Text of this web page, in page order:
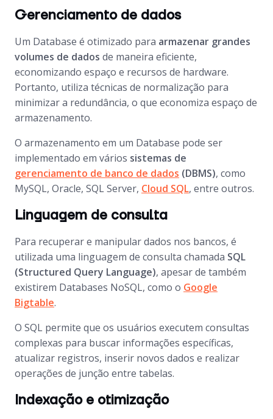
Gerenciamento de dados
Um Database é otimizado para armazenar grandes
volumes de dados de maneira eficiente,
economizando espaço e recursos de hardware.
Portanto, utiliza técnicas de normalização para
minimizar a redundância, o que economiza espaço de
armazenamento.
O armazenamento em um Database pode ser
implementado em vários sistemas de
gerenciamento de banco de dados (DBMS), como
MySQL, Oracle, SQL Server, Cloud SQL, entre outros.
Linguagem de consulta
Para recuperar e manipular dados nos bancos, é
utilizada uma linguagem de consulta chamada SQL
(Structured Query Language), apesar de também
existirem Databases NoSQL, como o Google
Bigtable.
O SQL permite que os usuários executem consultas
complexas para buscar informações específicas,
atualizar registros, inserir novos dados e realizar
operações de junção entre tabelas.
Indexação e otimização